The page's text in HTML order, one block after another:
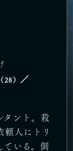
（28）
／
タント。殺
頼人にトリ
ている。倒